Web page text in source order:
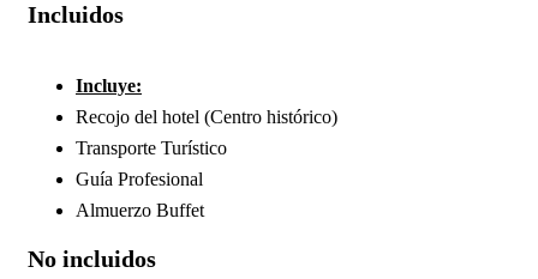
Incluidos
Incluye:
Recojo del hotel (Centro histórico)
Transporte Turístico
Guía Profesional
Almuerzo Buffet
No incluidos